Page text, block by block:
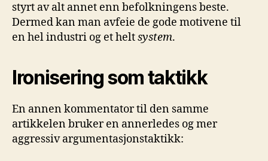
styrt av alt annet enn befolkningens beste.
Dermed kan man avfeie de gode motivene til
en hel industri og et heltsystem.
Ironisering som taktikk
En annen kommentator til den samme
artikkelen bruker en annerledes og mer
aggressiv argumentasjonstaktikk: